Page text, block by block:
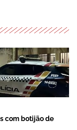
com botijão de